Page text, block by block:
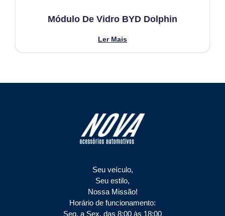
Módulo De Vidro BYD Dolphin
Ler Mais
Seu veículo,
Seu estilo,
Nossa Missão!
Horário de funcionamento:
Seg. a Sex. das 8:00 às 18:00